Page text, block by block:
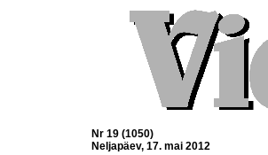
Nr 19 (1050)
Neljapäev, 17. mai 2012